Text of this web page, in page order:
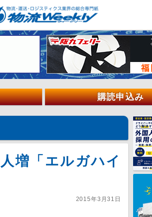
購読申込み
増「エルガハイ
2015年3月31日